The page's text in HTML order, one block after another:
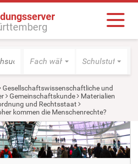
Fach wählen Schulstufe
Gesellschaftswissenschaftliche und
Gemeinschaftskunde
Materialien
und Rechtsstaat
kommen die Menschenrechte?